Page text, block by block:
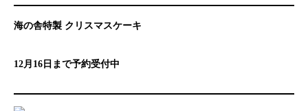
海の舎特製 クリスマスケーキ
12月16日まで予約受付中